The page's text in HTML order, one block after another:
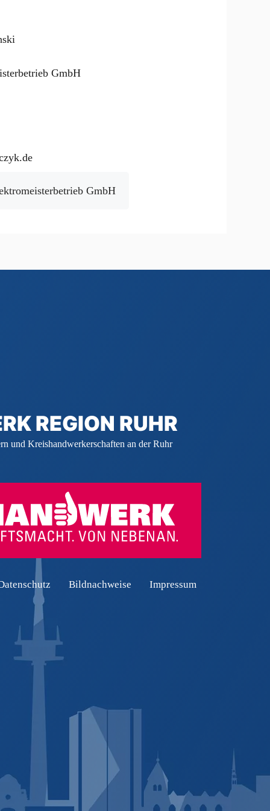
GmbH
GmbH
REGION RUHR
und Kreishandwerkerschaften an der Ruhr
Bildnachweise Impressum